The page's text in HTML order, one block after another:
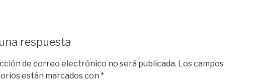
respuesta
de correo electrónico no será publicada. Los campos
están marcados con *